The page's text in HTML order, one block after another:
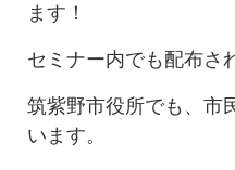
ます！
セミナー内でも配布さ
筑紫野市役所でも、市
います。